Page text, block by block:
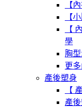
【
【
【
學
胸
更
產後塑身
【
產